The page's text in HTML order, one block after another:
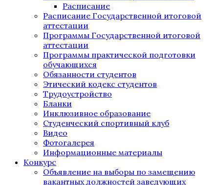
Расписание
Расписание Государственной итоговой
аттестации
Программы Государственной итоговой
аттестации
Программы практической подготовки
обучающихся
Обязанности студентов
Этический кодекс студентов
Трудоустройство
Бланки
Инклюзивное образование
Студенческий спортивный клуб
Видео
Фотогалерея
Информационные материалы
Конкурс
Объявление на выборы по замещению
вакантных должностей заведующих